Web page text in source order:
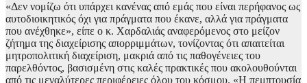
«Δεν νομίζω ότι υπάρχει κανένας από εμάς που είναι περήφανος ως
αυτοδιοικητικός όχι για πράγματα που έκανε, αλλά για πράγματα
που ανέχθηκε», είπε ο κ. Χαρδαλιάς αναφερόμενος στο μείζον
ζήτημα της διαχείρισης απορριμμάτων, τονίζοντας ότι απαιτείται
μητροπολιτική διαχείριση, μακριά από τις παθογένειες του
παρελθόντος, βασισμένη στις καλές πρακτικές που ακολουθούνται
από τις μεγαλύτερες περιφέρειες όλου του κόσμου. «Η πεμπτουσία